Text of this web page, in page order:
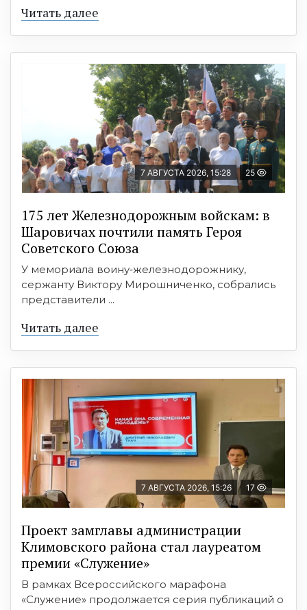
Читать далее
7 АВГУСТА 2026, 15:28 25
175 лет Железнодорожным войскам: в
Шаровичах почтили память Героя
Советского Союза
У мемориала воину‑железнодорожнику,
сержанту Виктору Мирошниченко, собрались
представители ...
Читать далее
7 АВГУСТА 2026, 15:26 17
Проект замглавы администрации
Климовского района стал лауреатом
премии «Служение»
В рамках Всероссийского марафона
«Служение» продолжается серия публикаций о